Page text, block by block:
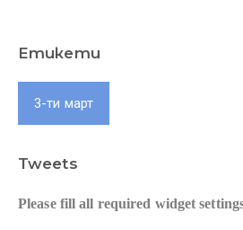
Етикети
3-ти март
Tweets
Please fill all required widget